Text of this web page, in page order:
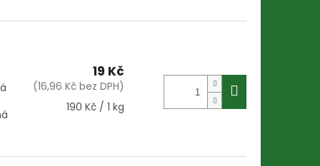
19 Kč
(16,96 Kč bez DPH)
Měrná
190 Kč / 1 kg